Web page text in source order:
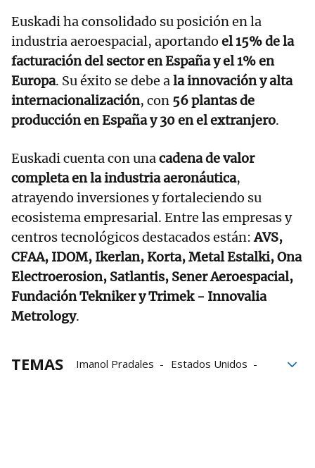
Euskadi ha consolidado su posición en la
industria aeroespacial, aportando el 15% de la
facturación del sector en España y el 1% en
Europa. Su éxito se debe ala innovación y alta
internacionalización, con 56 plantas de
producción en España y 30 en el extranjero.
Euskadi cuenta con unacadena de valor
completa en la industria aeronáutica,
atrayendo inversiones y fortaleciendo su
ecosistema empresarial. Entre las empresas y
centros tecnológicos destacados están:AVS,
CFAA, IDOM, Ikerlan, Korta, Metal Estalki, Ona
Electroerosion, Satlantis, Sener Aeroespacial,
Fundación Tekniker y Trimek - Innovalia
Metrology.
TEMAS Imanol Pradales
Estados Unidos